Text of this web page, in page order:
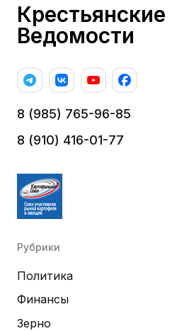
Крестьянские
Ведомости
8 (985) 765-96-85
8 (910) 416-01-77
Рубрики
Политика
Финансы
Зерно